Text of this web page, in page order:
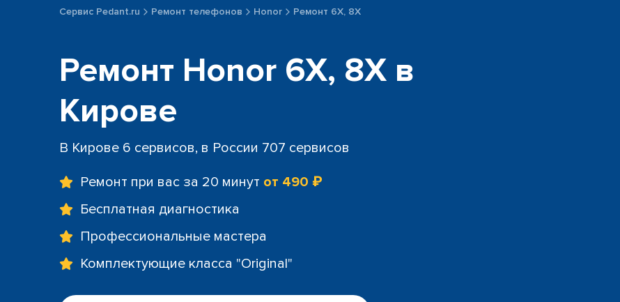
Сервис Pedant.ru Ремонт телефонов Honor Ремонт 6X, 8X
Ремонт Honor 6X, 8X в
Кирове
В Кирове 6 сервисов, в России 707 сервисов
Ремонт при вас за 20 минут от 490 ₽
Бесплатная диагностика
Профессиональные мастера
Комплектующие класса "Original"